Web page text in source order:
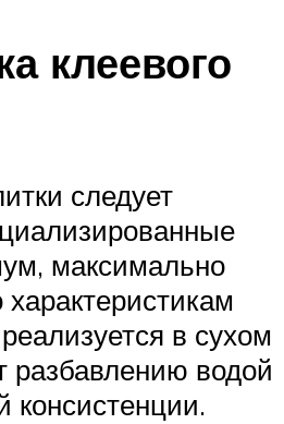
клеевого
следует
максимально
в сухом
разбавлению водой
консистенции.